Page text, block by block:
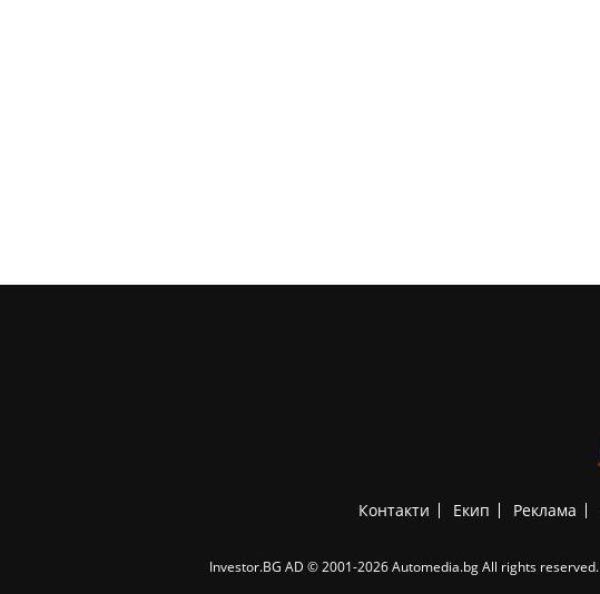
Контакти Екип Реклама
Investor.BG AD © 2001-2026 Automedia.bg All rights reserved.